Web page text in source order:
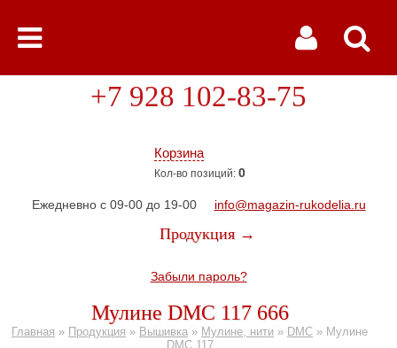
Корзина
Кол-во позиций: 0
+7 928 102-83-75
Ежедневно с 09-00 до 19-00 info@magazin-rukodelia.ru
Продукция →
Забыли пароль?
Мулине DMC 117 666
Главная » Продукция » Вышивка » Мулине, нити » DMC » Мулине
DMC 117